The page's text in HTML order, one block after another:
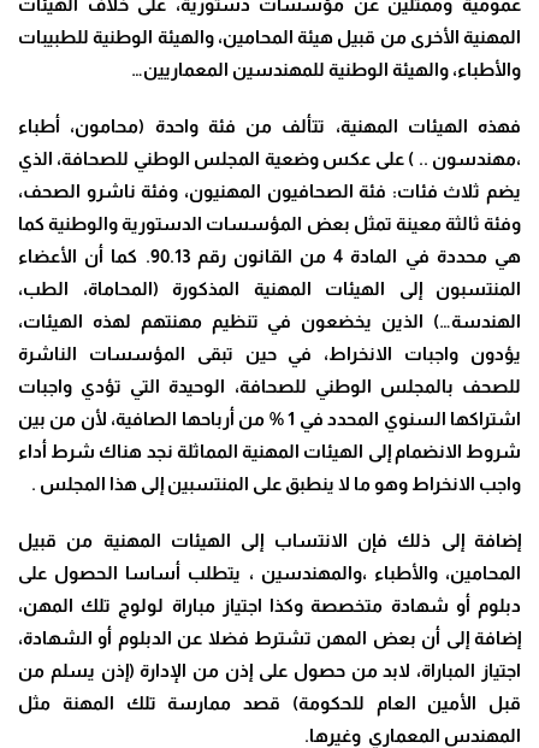
عمومية وممثلين عن مؤسسات دستورية، على خلاف الهيئات
المهنية الأخرى من قبيل هيئة المحامين، والهيئة الوطنية للطبيبات
والأطباء، والهيئة الوطنية للمهندسين المعماريين…
فهذه الهيئات المهنية، تتألف من فئة واحدة (محامون، أطباء
،مهندسون .. ) على عكس وضعية المجلس الوطني للصحافة، الذي
يضم ثلاث فئات: فئة الصحافيون المهنيون، وفئة ناشرو الصحف،
وفئة ثالثة معينة تمثل بعض المؤسسات الدستورية والوطنية كما
هي محددة في المادة 4 من القانون رقم 90.13. كما أن الأعضاء
المنتسبون إلى الهيئات المهنية المذكورة (المحاماة، الطب،
الهندسة…) الذين يخضعون في تنظيم مهنتهم لهذه الهيئات،
يؤدون واجبات الانخراط، في حين تبقى المؤسسات الناشرة
للصحف بالمجلس الوطني للصحافة، الوحيدة التي تؤدي واجبات
اشتراكها السنوي المحدد في 1 % من أرباحها الصافية، لأن من بين
شروط الانضمام إلى الهيئات المهنية المماثلة نجد هناك شرط أداء
واجب الانخراط وهو ما لا ينطبق على المنتسبين إلى هذا المجلس .
إضافة إلى ذلك فإن الانتساب إلى الهيئات المهنية من قبيل
المحامين، والأطباء ،والمهندسين ، يتطلب أساسا الحصول على
دبلوم أو شهادة متخصصة وكذا اجتياز مباراة لولوج تلك المهن،
إضافة إلى أن بعض المهن تشترط فضلا عن الدبلوم أو الشهادة،
اجتياز المباراة، لابد من حصول على إذن من الإدارة (إذن يسلم من
قبل الأمين العام للحكومة) قصد ممارسة تلك المهنة مثل
المهندس المعماري وغيرها.